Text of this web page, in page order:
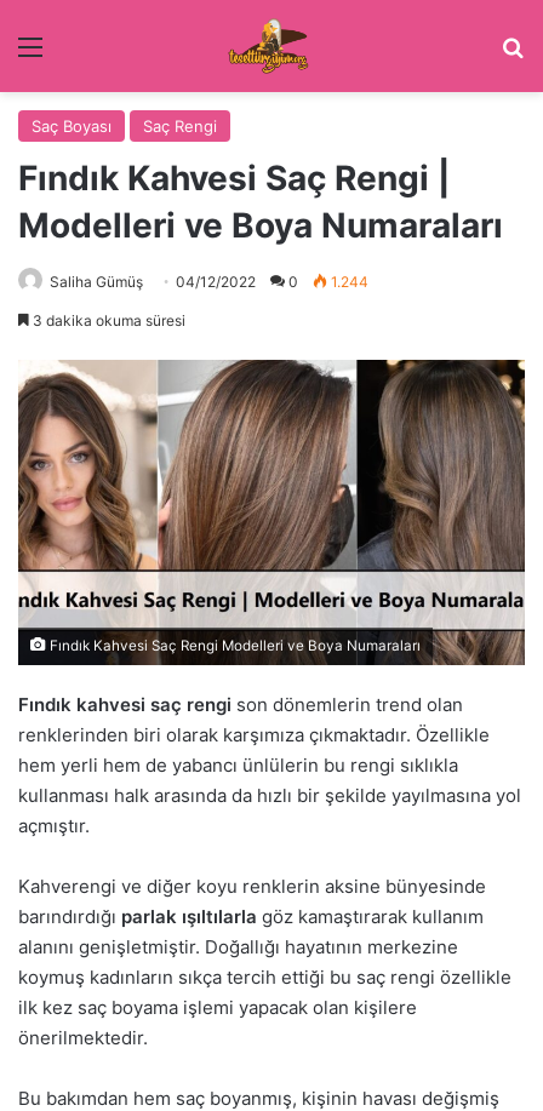
Menü
Saç Boyası Saç Rengi
Fındık Kahvesi Saç Rengi |
Modelleri ve Boya Numaraları
Saliha Gümüş 04/12/2022 0 1.244
3 dakika okuma süresi
Fındık Kahvesi Saç Rengi Modelleri ve Boya Numaraları
Fındık kahvesi saç rengi son dönemlerin trend olan
renklerinden biri olarak karşımıza çıkmaktadır. Özellikle
hem yerli hem de yabancı ünlülerin bu rengi sıklıkla
kullanması halk arasında da hızlı bir şekilde yayılmasına yol
açmıştır.
Kahverengi ve diğer koyu renklerin aksine bünyesinde
barındırdığı parlak ışıltılarla göz kamaştırarak kullanım
alanını genişletmiştir. Doğallığı hayatının merkezine
koymuş kadınların sıkça tercih ettiği bu saç rengi özellikle
ilk kez saç boyama işlemi yapacak olan kişilere
önerilmektedir.
Bu bakımdan hem saç boyanmış, kişinin havası değişmiş